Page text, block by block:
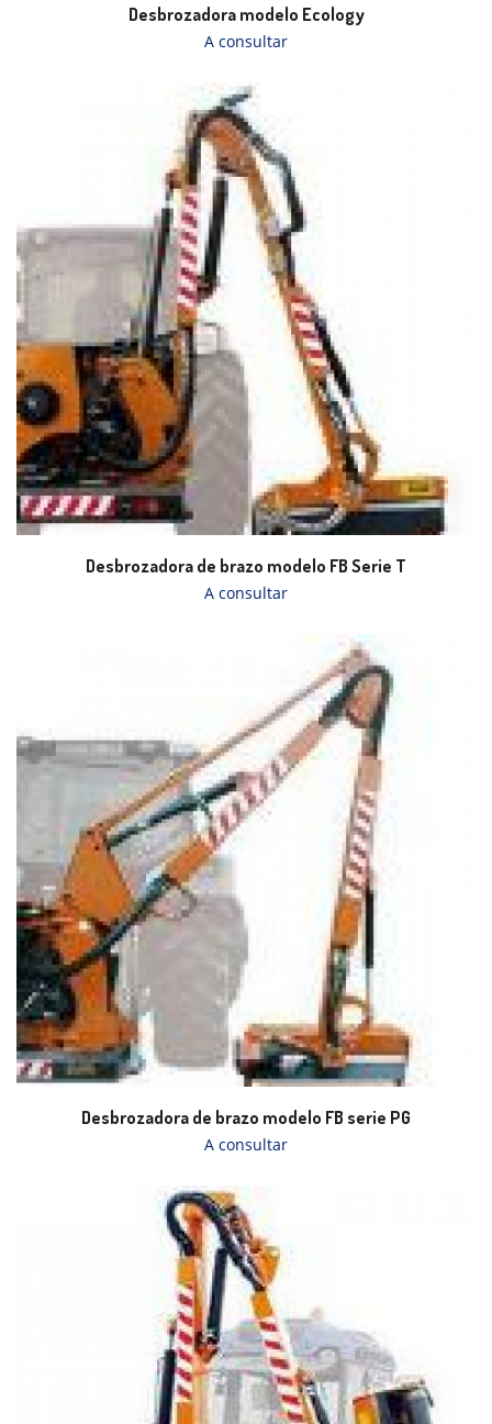
Desbrozadora modelo Ecology
A consultar
Desbrozadora de brazo modelo FB Serie T
A consultar
Desbrozadora de brazo modelo FB serie PG
A consultar